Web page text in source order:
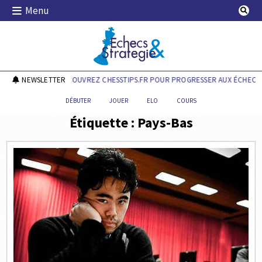
Skip
Menu
Echecs & Stratégie
NEWSLETTERDÉCOUVREZ CHESSTIPS.FR POUR PROGRESSER AUX ÉCHECS !
DÉBUTER JOUER ELO COURS
Étiquette : Pays-Bas